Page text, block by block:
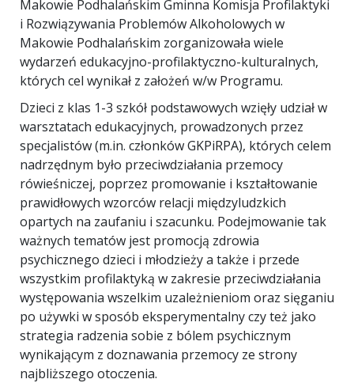
Makowie Podhalańskim Gminna Komisja Profilaktyki
i Rozwiązywania Problemów Alkoholowych w
Makowie Podhalańskim zorganizowała wiele
wydarzeń edukacyjno-profilaktyczno-kulturalnych,
których cel wynikał z założeń w/w Programu.
Dzieci z klas 1-3 szkół podstawowych wzięły udział w
warsztatach edukacyjnych, prowadzonych przez
specjalistów (m.in. członków GKPiRPA), których celem
nadrzędnym było przeciwdziałania przemocy
rówieśniczej, poprzez promowanie i kształtowanie
prawidłowych wzorców relacji międzyludzkich
opartych na zaufaniu i szacunku. Podejmowanie tak
ważnych tematów jest promocją zdrowia
psychicznego dzieci i młodzieży a także i przede
wszystkim profilaktyką w zakresie przeciwdziałania
występowania wszelkim uzależnieniom oraz sięganiu
po używki w sposób eksperymentalny czy też jako
strategia radzenia sobie z bólem psychicznym
wynikającym z doznawania przemocy ze strony
najbliższego otoczenia.